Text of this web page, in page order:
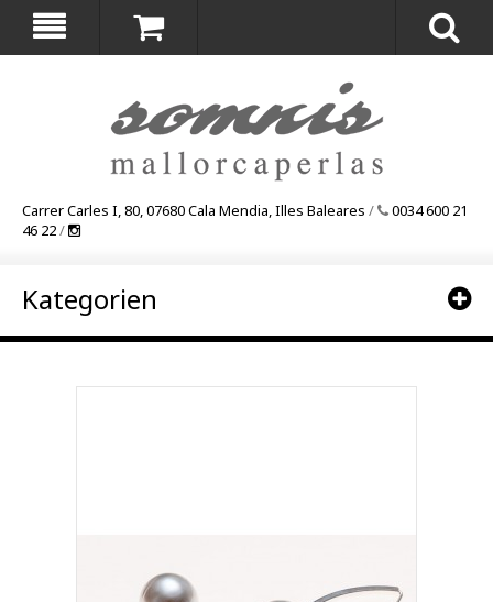
Carrer Carles I, 80, 07680 Cala Mendia, Illes Baleares /
0034 600 21
46 22/
Kategorien